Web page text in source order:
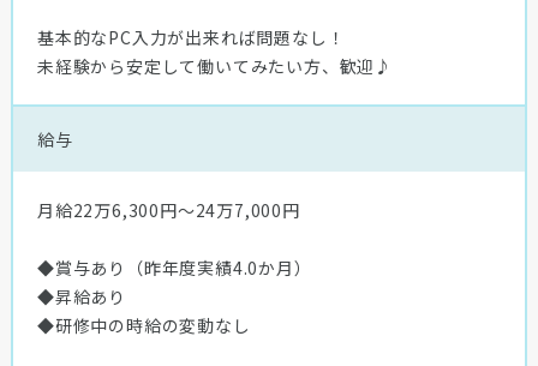
基本的なPC入力が出来れば問題なし！
未経験から安定して働いてみたい方、歓迎♪
給与
月給22万6,300円〜24万7,000円
◆賞与あり（昨年度実績4.0か月）
◆昇給あり
◆研修中の時給の変動なし